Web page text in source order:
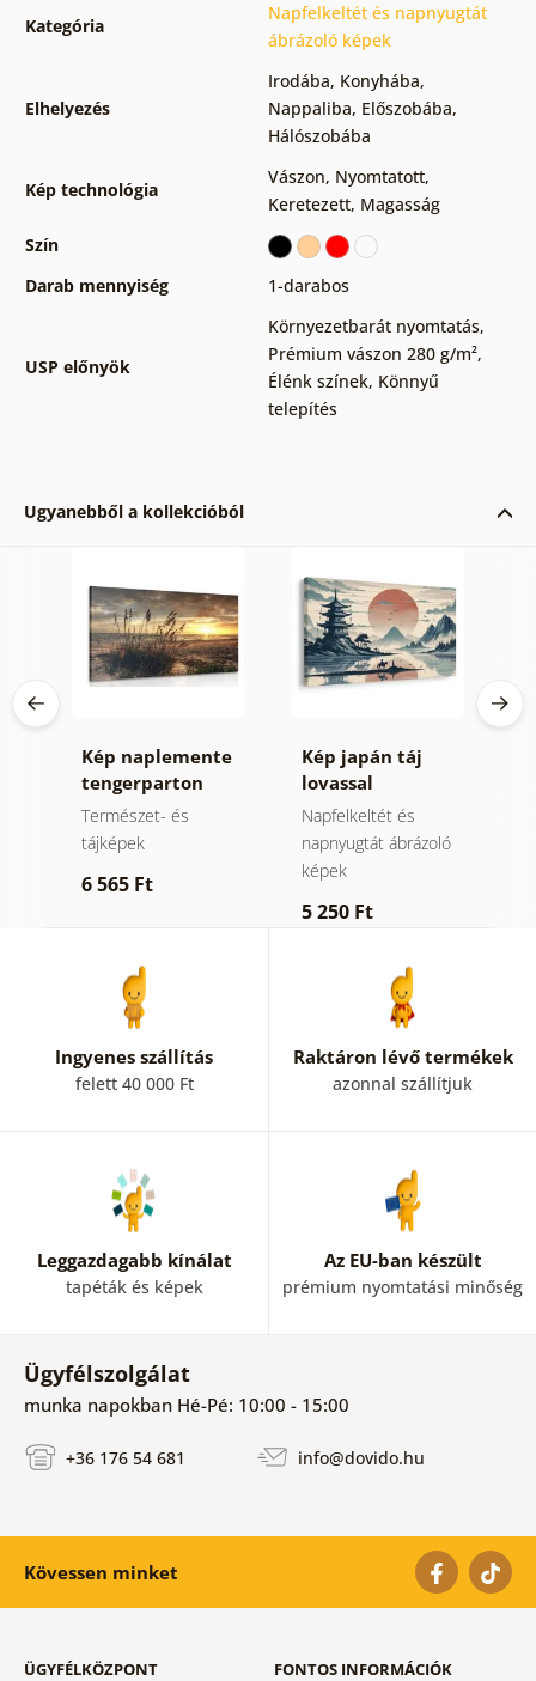
Kategória
Napfelkeltét és napnyugtát
ábrázoló képek
Elhelyezés
Irodába, Konyhába,
Nappaliba, Előszobába,
Hálószobába
Kép technológia
Vászon, Nyomtatott,
Keretezett, Magasság
Szín
Darab mennyiség
1-darabos
USP előnyök
Környezetbarát nyomtatás,
Prémium vászon 280 g/m²,
Élénk színek, Könnyű
telepítés
Ugyanebből a kollekcióból
Kép naplemente
tengerparton
Természet- és
tájképek
6 565 Ft
Kép japán táj
lovassal
Napfelkeltét és
napnyugtát ábrázoló
képek
5 250 Ft
Ingyenes szállítás
felett 40 000 Ft
Raktáron lévő termékek
azonnal szállítjuk
Leggazdagabb kínálat
tapéták és képek
Az EU-ban készült
prémium nyomtatási minőség
Ügyfélszolgálat
munka napokban Hé-Pé: 10:00 - 15:00
+36 176 54 681 info@dovido.hu
Kövessen minket
ÜGYFÉLKÖZPONT FONTOS INFORMÁCIÓK